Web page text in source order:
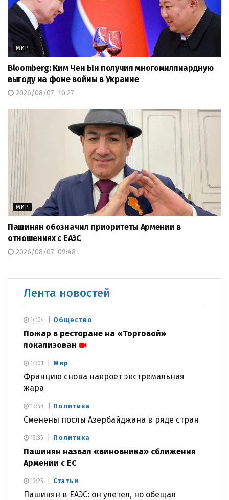
МИР
Bloomberg: Ким Чен Ын получил многомиллиардную
выгоду на фоне войны в Украине
2026/08/07, 10:27
МИР
Пашинян обозначил приоритеты Армении в
отношениях с ЕАЭС
2026/08/07, 09:48
Лента новостей
Общество
Пожар в ресторане на «Торговой»
локализован
14:04
Мир
Францию снова накроет экстремальная
жара
14:01
Политика
Сменены послы Азербайджана в ряде стран
13:48
Политика
Пашинян назвал «виновника» сближения
Армении с ЕС
13:35
Статьи
Пашинян в ЕАЭС: он улетел, но обещал
13:25